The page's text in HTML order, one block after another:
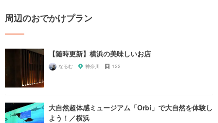
周辺のおでかけプラン
【随時更新】横浜の美味しいお店
なるむ 神奈川 122
大自然超体感ミュージアム「Orbi」で大自然を体験し
よう！／横浜